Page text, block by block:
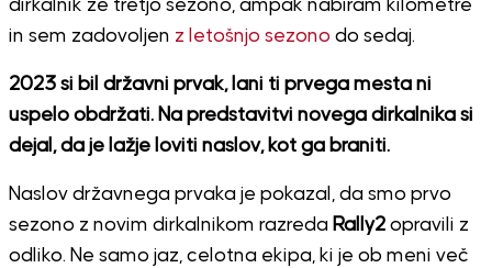
dirkalnik že tretjo sezono, ampak nabiram kilometre
in sem zadovoljen z letošnjo sezono do sedaj.
2023 si bil državni prvak, lani ti prvega mesta ni
uspelo obdržati. Na predstavitvi novega dirkalnika si
dejal, da je lažje loviti naslov, kot ga braniti.
Naslov državnega prvaka je pokazal, da smo prvo
sezono z novim dirkalnikom razreda Rally2opravili z
odliko. Ne samo jaz, celotna ekipa, ki je ob meni več